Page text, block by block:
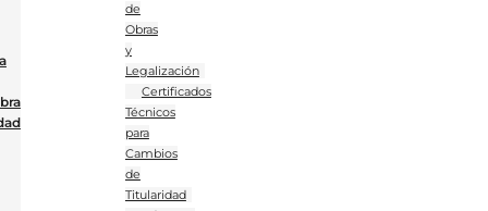
de
Obras
y
Legalización
Certificados
Técnicos
para
Cambios
de
Titularidad